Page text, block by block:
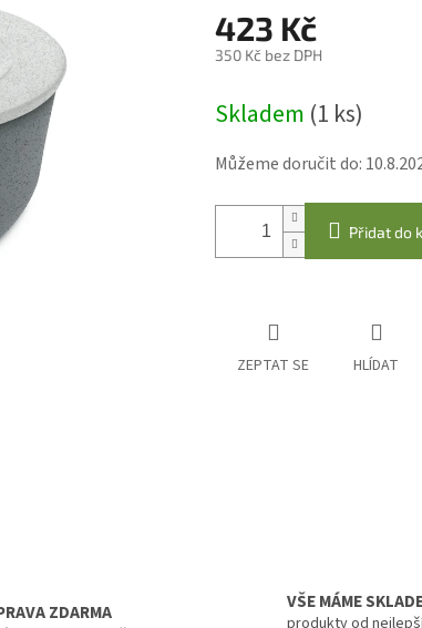
423 Kč
350 Kč bez DPH
cena:
Skladem (1 ks)
Můžeme doručit do:
Přidat do
ZEPTAT SE HLÍDAT
ZDARMA VŠE MÁME